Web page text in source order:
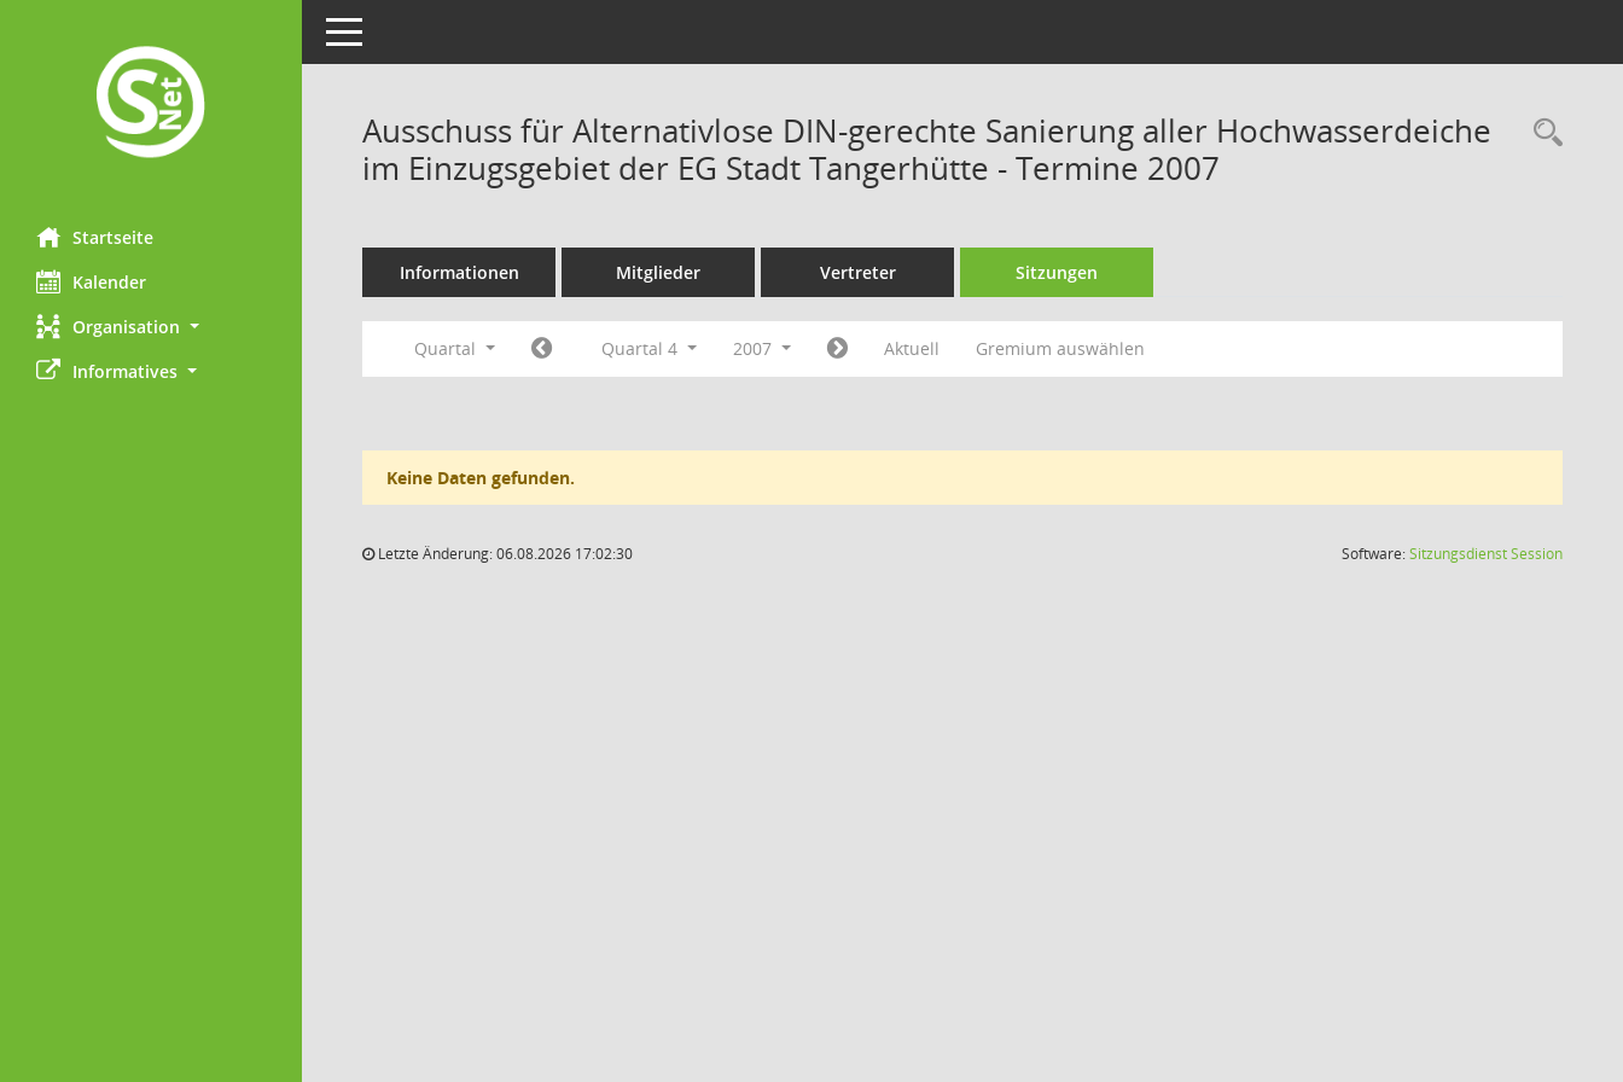
Startseite
Kalender
Organisation
Informatives
Toggle navigation
Ausschuss für Alternativlose DIN-gerechte Sanierung aller Hochwasserdeiche
im Einzugsgebiet der EG Stadt Tangerhütte - Termine 2007
Informationen Mitglieder Vertreter Sitzungen
Quartal Quartal 4 2007 Aktuell Gremium auswählen
Keine Daten gefunden.
Letzte Änderung: 06.08.2026 17:02:30 Software:SitzungsdienstSession(Wird in